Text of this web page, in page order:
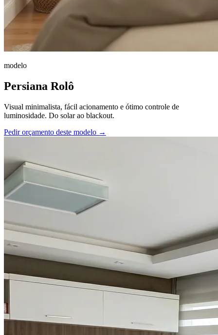
modelo
Persiana Rolô
Visual minimalista, fácil acionamento e ótimo controle de
luminosidade. Do solar ao blackout.
Pedir orçamento deste modelo →